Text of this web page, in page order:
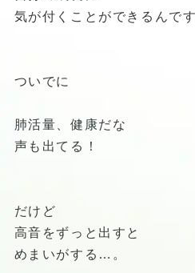
気が付くことができるんです
ついでに
肺活量、健康だな
声も出てる！
だけど
高音をずっと出すと
めまいがする…。